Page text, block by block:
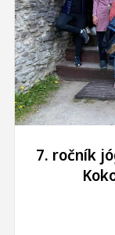
7. ročník